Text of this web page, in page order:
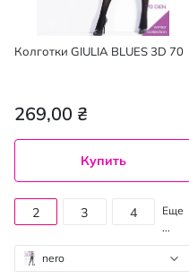
Колготки GIULIA BLUES 3D 70
269,00 ₴
Купить
nero
2 3 4
Еще
...